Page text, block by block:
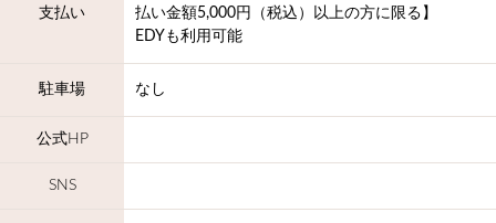
支払い
払い金額5,000円（税込）以上の方に限る】
EDYも利用可能
駐車場 なし
公式HP
SNS